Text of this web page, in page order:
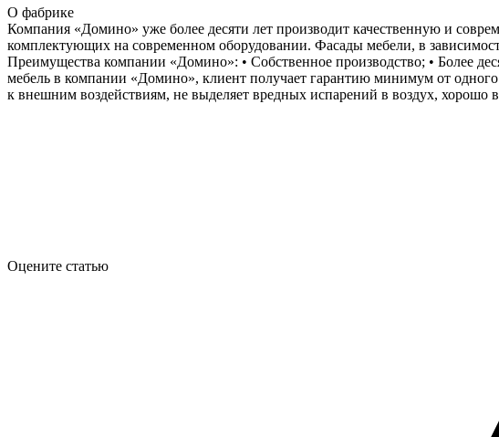
О фабрике
Компания «Домино» уже более десяти лет производит качественную и
комплектующих на современном оборудовании. Фасады мебели, в
Преимущества компании «Домино»: • Собственное производство; • Более
мебель в компании «Домино», клиент получает гарантию минимум от
к внешним воздействиям, не выделяет вредных испарений в воздух, хорошо
Оцените статью